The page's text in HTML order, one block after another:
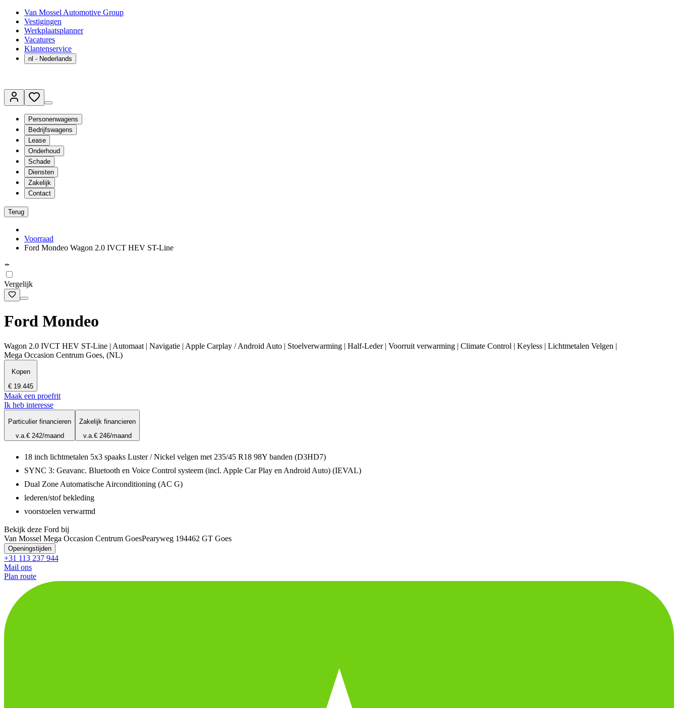
Van Mossel Automotive Group
Vestigingen
Werkplaatsplanner
Vacatures
Klantenservice
nl - Nederlands
Personenwagens
Bedrijfswagens
Lease
Onderhoud
Schade
Diensten
Zakelijk
Contact
Terug
Voorraad
Ford Mondeo Wagon 2.0 IVCT HEV ST-Line
Vergelijk
Ford Mondeo
Wagon 2.0 IVCT HEV ST-Line | Automaat | Navigatie | Apple Carplay / Android Auto | Stoelverwarming | Half-Leder | Voorruit verwarming | Climate Control | Keyless | Lichtmetalen Velgen |
Mega Occasion Centrum Goes, (NL)
Kopen
€ 19.445
Maak een proefrit
Ik heb interesse
Particulier financieren
v.a.€ 242/maand
Zakelijk financieren
v.a.€ 246/maand
18 inch lichtmetalen 5x3 spaaks Luster / Nickel velgen met 235/45 R18 98Y banden (D3HD7)
SYNC 3: Geavanc. Bluetooth en Voice Control systeem (incl. Apple Car Play en Android Auto) (IEVAL)
Dual Zone Automatische Airconditioning (AC G)
lederen/stof bekleding
voorstoelen verwarmd
Bekijk deze Ford bij
Van Mossel Mega Occasion Centrum GoesPearyweg 194462 GT Goes
Openingstijden
+31 113 237 944
Mail ons
Plan route